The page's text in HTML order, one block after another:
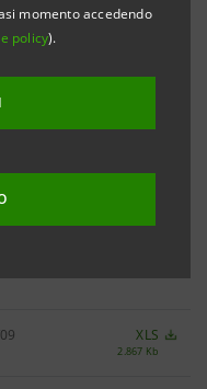
momento accedendo
policy).
XLS
2.867 Kb